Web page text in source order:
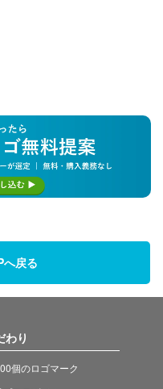
へ戻る
わり
個のロゴマーク